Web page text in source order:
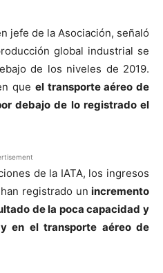
jefe de la Asociación, señaló
global industrial se
de los niveles de 2019.
que el transporte aéreo de
debajo de lo registrado el
de la IATA, los ingresos
registrado un incremento
de la poca capacidad y
en el transporte aéreo de